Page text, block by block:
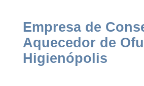
Empresa de
Aquecedor de
Higienópolis